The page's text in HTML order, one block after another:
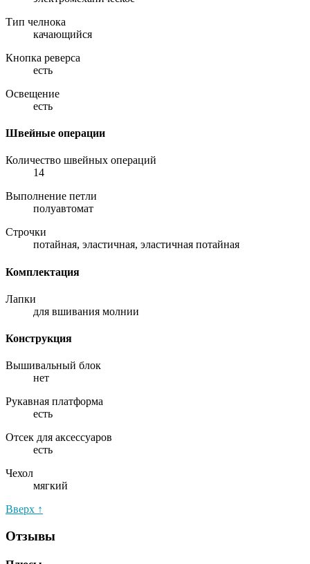
Тип челнока
качающийся
Кнопка реверса
есть
Освещение
есть
Швейные операции
Количество швейных операций
14
Выполнение петли
полуавтомат
Строчки
потайная, эластичная, эластичная потайная
Комплектация
Лапки
для вшивания молнии
Конструкция
Вышивальный блок
нет
Рукавная платформа
есть
Отсек для аксессуаров
есть
Чехол
мягкий
Вверх ↑
Отзывы